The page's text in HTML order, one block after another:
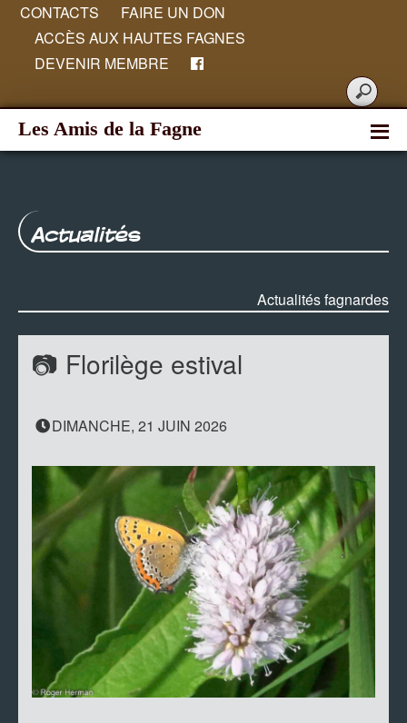
CONTACTS
FAIRE UN DON
ACCÈS AUX HAUTES FAGNES
DEVENIR MEMBRE
Les Amis de la Fagne
Actualités
Actualités fagnardes
📷 Florilège estival
DIMANCHE, 21 JUIN 2026